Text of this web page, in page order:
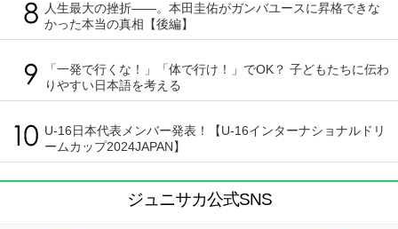
人生最大の挫折――。本田圭佑がガンバユースに昇格できな
かった本当の真相【後編】
「一発で行くな！」「体で行け！」でOK？ 子どもたちに伝わ
りやすい日本語を考える
U-16日本代表メンバー発表！【U-16インターナショナルドリ
ームカップ2024JAPAN】
ジュニサカ公式SNS